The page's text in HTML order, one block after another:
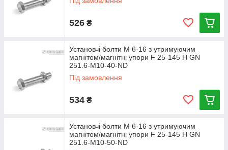
526 ₴
Установчі болти М 6-16 з утримуючим
магнітом/магнітні упори F 25-145 Н GN
251.6-M10-40-ND
Під замовлення
534 ₴
Установчі болти М 6-16 з утримуючим
магнітом/магнітні упори F 25-145 Н GN
251.6-M10-50-ND